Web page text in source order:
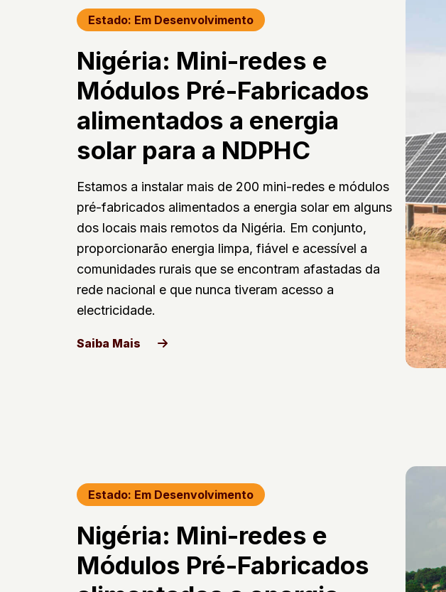
Estado: Em Desenvolvimento
Nigéria: Mini-redes e
Módulos Pré-Fabricados
alimentados a energia
solar para a NDPHC
Estamos a instalar mais de 200 mini-redes e módulos
pré-fabricados alimentados a energia solar em alguns
dos locais mais remotos da Nigéria. Em conjunto,
proporcionarão energia limpa, fiável e acessível a
comunidades rurais que se encontram afastadas da
rede nacional e que nunca tiveram acesso a
electricidade.
Saiba Mais
Estado: Em Desenvolvimento
Nigéria: Mini-redes e
Módulos Pré-Fabricados